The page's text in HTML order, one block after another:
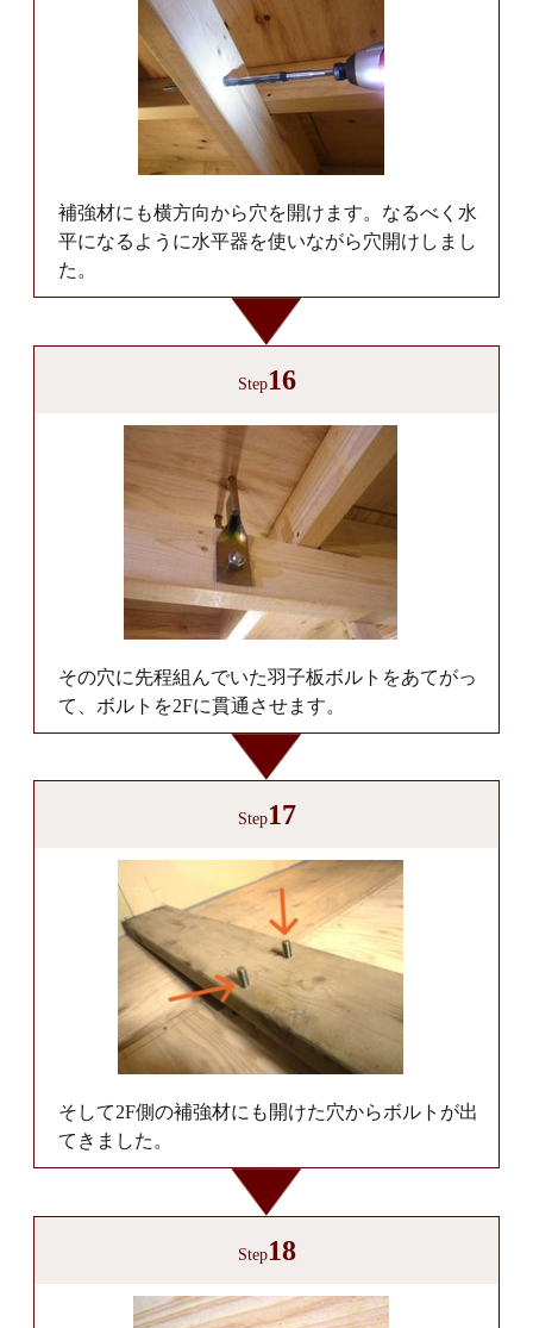
補強材にも横方向から穴を開けます。なるべく水
平になるように水平器を使いながら穴開けしまし
た。
Step16
その穴に先程組んでいた羽子板ボルトをあてがっ
て、ボルトを2Fに貫通させます。
Step17
そして2F側の補強材にも開けた穴からボルトが出
てきました。
Step18